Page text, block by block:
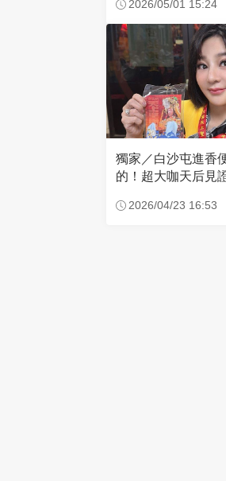
2026/05/01 15:24
獨家／白沙屯進香
的！超大咖天后見
2026/04/23 16:53